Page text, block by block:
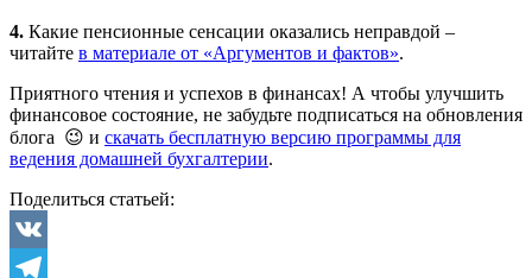
4. Какие пенсионные сенсации оказались неправдой –
читайте в материале от «Аргументов и фактов».
Приятного чтения и успехов в финансах! А чтобы улучшить
финансовое состояние, не забудьте подписаться на обновления
блога 😉 и скачать бесплатную версию программы для
ведения домашней бухгалтерии.
Поделиться статьей:
VK